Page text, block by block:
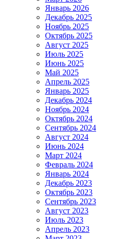
Январь 2026
Декабрь 2025
Ноябрь 2025
Октябрь 2025
Август 2025
Июль 2025
Июнь 2025
Май 2025
Апрель 2025
Январь 2025
Декабрь 2024
Ноябрь 2024
Октябрь 2024
Сентябрь 2024
Август 2024
Июнь 2024
Март 2024
Февраль 2024
Январь 2024
Декабрь 2023
Октябрь 2023
Сентябрь 2023
Август 2023
Июль 2023
Апрель 2023